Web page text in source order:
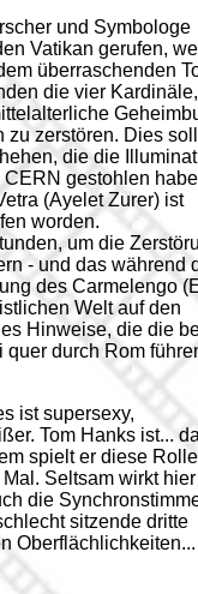
und Symbologe
Vatikan gerufen,
überraschenden
die vier
zerstören. Dies soll
die die
gestohlen
(Ayelet Zurer) ist
worden.
um die
- und das während
des Carmelengo
Welt auf den
Hinweise, die die
durch Rom
ist supersexy,
Tom Hanks ist...
spielt er diese Rolle
Seltsam wirkt
die
sitzende dritte
Oberflächlichkeiten...